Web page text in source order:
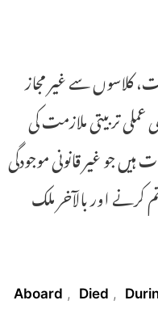
کلاسوں سے غیر مجاز
تربیتی ملازمت کی
ہیں جو غیر قانونی موجودگی
کرنے اور بالآخر ملک
Aboard , Died ,